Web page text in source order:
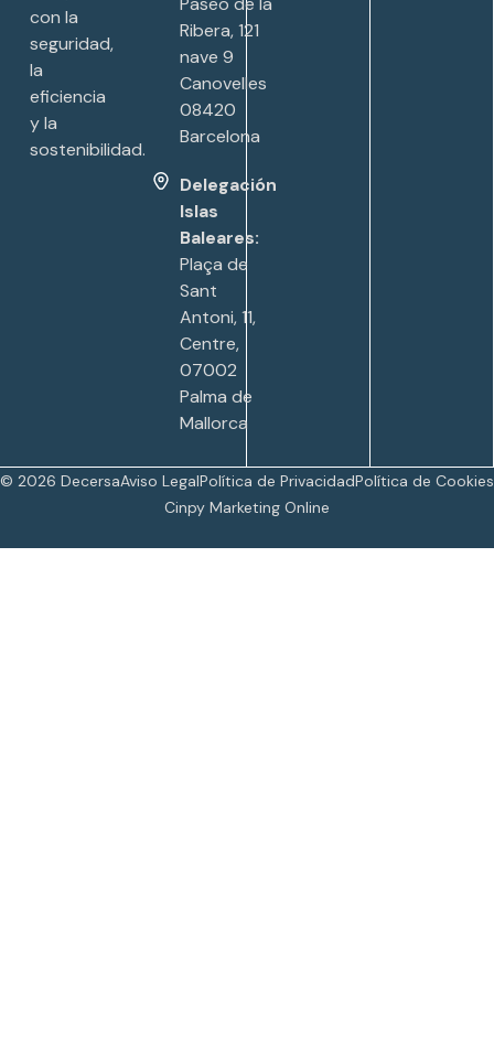
con la
seguridad,
la
eficiencia
y la
sostenibilidad.
Ribera, 121
nave 9
Canovelles
08420
Barcelona
Delegación
Islas
Baleares:
Plaça de
Sant
Antoni, 11,
Centre,
07002
Palma de
Mallorca
© 2026 DecersaAviso LegalPolítica de PrivacidadPolítica de Cookies
Cinpy Marketing Online